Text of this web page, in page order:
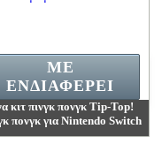
κιτ πινγκ πονγκ Tip-Top!
πονγκ για Nintendo Switch
ΜΕ
ΕΝΔΙΑΦΈΡΕΙ